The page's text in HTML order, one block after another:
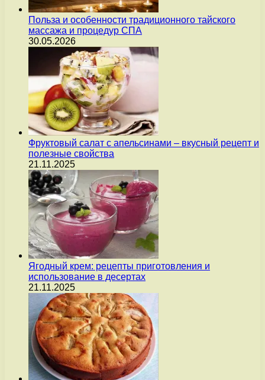
Польза и особенности традиционного тайского
массажа и процедур СПА
30.05.2026
Фруктовый салат с апельсинами – вкусный рецепт и
полезные свойства
21.11.2025
Ягодный крем: рецепты приготовления и
использование в десертах
21.11.2025